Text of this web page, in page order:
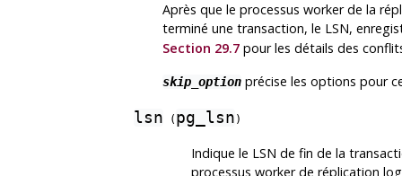
Après que le processus worker de la
terminé une transaction, le LSN,
Section 29.7pour les détails des
skip_optionprécise les options pour
lsn ( pg_lsn )
Indique le LSN de fin de la
processus worker de réplication